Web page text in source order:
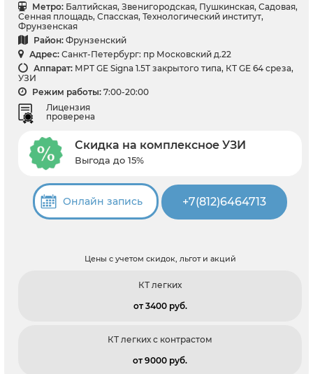
Метро: Балтийская, Звенигородская, Пушкинская, Садовая,
Сенная площадь, Спасская, Технологический институт,
Фрунзенская
Район: Фрунзенский
Адрес: Санкт-Петербург: пр Московский д.22
Аппарат: МРТ GE Signa 1.5Т закрытого типа, КТ GE 64 среза,
УЗИ
Режим работы: 7:00-20:00
Лицензия
проверена
Скидка на комплексное УЗИ
Выгода до 15%
Онлайн запись +7(812)6464713
Цены с учетом скидок, льгот и акций
КТ легких
от 3400 pуб.
КТ легких с контрастом
от 9000 pуб.